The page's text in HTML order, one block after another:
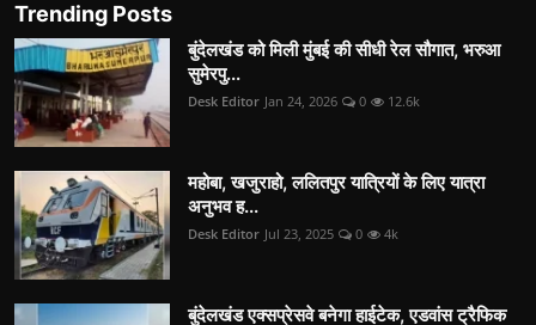
Trending Posts
बुंदेलखंड को मिली मुंबई की सीधी रेल सौगात, भरुआ
सुमेरपु...
Desk Editor Jan 24, 2026 0 12.6k
महोबा, खजुराहो, ललितपुर यात्रियों के लिए यात्रा
अनुभव ह...
Desk Editor Jul 23, 2025 0 4k
बुंदेलखंड एक्सप्रेसवे बनेगा हाईटेक, एडवांस ट्रैफिक